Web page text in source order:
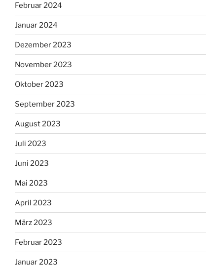
Februar 2024
Januar 2024
Dezember 2023
November 2023
Oktober 2023
September 2023
August 2023
Juli 2023
Juni 2023
Mai 2023
April 2023
März 2023
Februar 2023
Januar 2023